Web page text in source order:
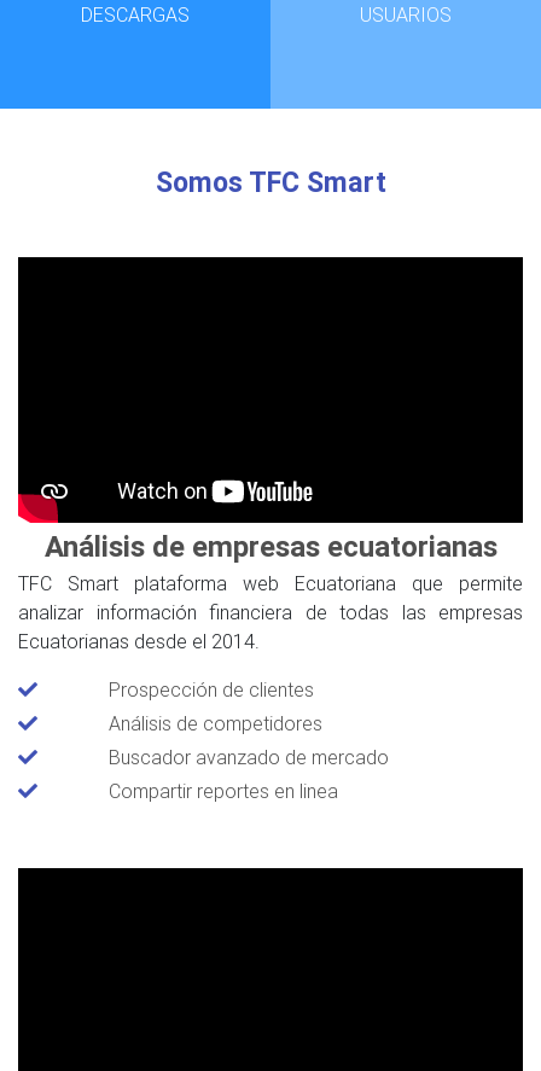
DESCARGAS USUARIOS
Somos TFC Smart
Análisis de empresas ecuatorianas
TFC Smart plataforma web Ecuatoriana que permite
analizar información financiera de todas las empresas
Ecuatorianas desde el 2014.
Prospección de clientes
Análisis de competidores
Buscador avanzado de mercado
Compartir reportes en linea